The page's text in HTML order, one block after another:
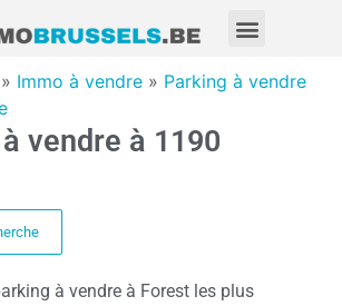
» Immo à vendre » Parking à vendre
vendre à 1190
à vendre à Forest les plus